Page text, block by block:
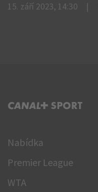
15. září 2023, 14:30
C+ SPORT
Nabídka
Premier League
WTA